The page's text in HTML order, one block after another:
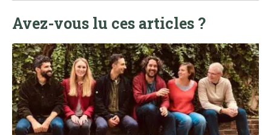
Avez-vous lu ces articles ?